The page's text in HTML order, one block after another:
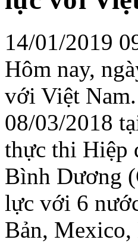
14/01/2019
Hôm nay,
với Việt
08/03/2018
thực thi Hiệp
Bình Dương
lực với 6
Bản, Mexico,